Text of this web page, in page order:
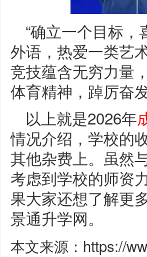
“确立一个目标
外语，热爱一类艺
竞技蕴含无穷力量
体育精神，踔厉奋
以上就是2026年
情况介绍，学校的
其他杂费上。虽然
考虑到学校的师资
果大家还想了解更
景通升学网。
本文来源：https://